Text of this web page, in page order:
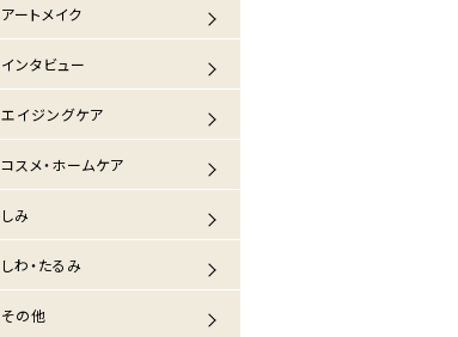
アートメイク
インタビュー
エイジングケア
コスメ・ホームケア
しみ
しわ・たるみ
その他